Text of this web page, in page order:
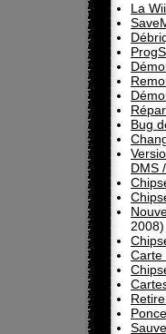
La
Bug
DMS
2008)
Carte